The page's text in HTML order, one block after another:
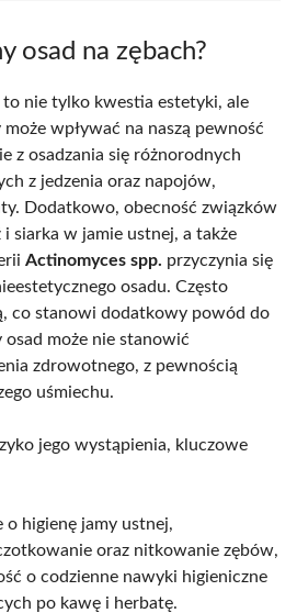
osad na zębach?
to nie tylko kwestia estetyki, ale
wpływać na naszą pewność
z osadzania się różnorodnych
z jedzenia oraz napojów,
Dodatkowo, obecność związków
siarka w jamie ustnej, a także
Actinomyces spp. przyczynia się
osadu. Często
co stanowi dodatkowy powód do
może nie stanowić
zdrowotnego, z pewnością
uśmiechu.
jego wystąpienia, kluczowe
o higienę jamy ustnej,
oraz nitkowanie zębów,
o codzienne nawyki higieniczne
po kawę i herbatę.